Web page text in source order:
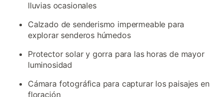
lluvias ocasionales
Calzado de senderismo impermeable para
explorar senderos húmedos
Protector solar y gorra para las horas de mayor
luminosidad
Cámara fotográfica para capturar los paisajes en
floración